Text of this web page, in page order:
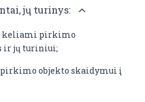
jų turinys:
keliami pirkimo
ir jų turiniui;
objekto skaidymui į